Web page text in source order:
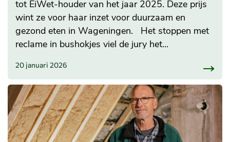
tot EiWet-houder van het jaar 2025. Deze prijs
wint ze voor haar inzet voor duurzaam en
gezond eten in Wageningen. Het stoppen met
reclame in bushokjes viel de jury het...
20 januari 2026